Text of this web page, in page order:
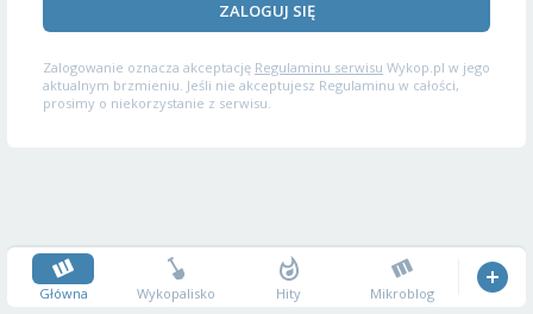
ZALOGUJ SIĘ
Zalogowanie oznacza akceptację Regulaminu serwisu Wykop.pl w jego
aktualnym brzmieniu. Jeśli nie akceptujesz Regulaminu w całości,
prosimy o niekorzystanie z serwisu.
Główna Wykopalisko Hity Mikroblog